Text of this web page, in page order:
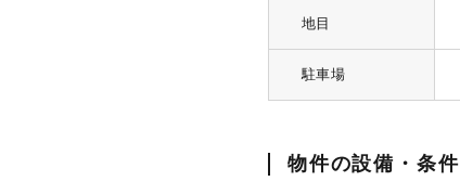
地目
駐車場
物件の設備・条件